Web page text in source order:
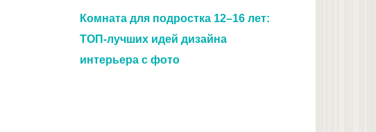
Комната для подростка 12–16 лет:
ТОП-лучших идей дизайна
интерьера с фото